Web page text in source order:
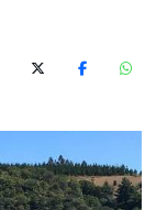
X (Twitter)Facebook